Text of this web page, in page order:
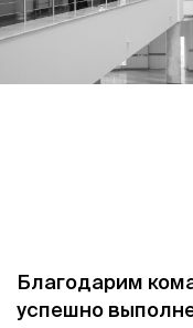
Благодарим
успешно